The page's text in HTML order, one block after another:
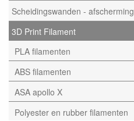
Scheidingswanden - afscherming
3D Print Filament
PLA filamenten
ABS filamenten
ASA apollo X
Polyester en rubber filamenten